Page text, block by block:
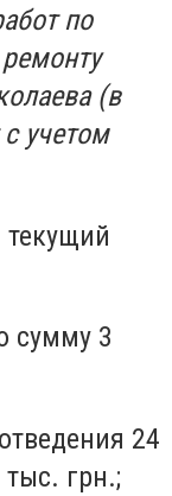
по
(в
учетом
сумму 3
24
грн.;